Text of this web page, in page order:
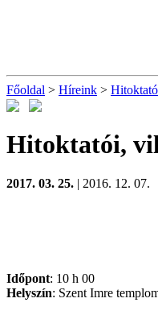
Főoldal > Híreink >
Hitoktatói,
2017. 03. 25. | 2016. 12. 07.
Időpont: 10 h 00
Helyszín: Szent Imre